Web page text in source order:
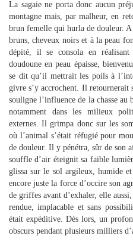
La sagaie ne porta donc aucun
montagne mais, par malheur, en
brun femelle qui hurla de douleur.
bruns, cheveux noirs et à la peau
dépité, il se consola en
doudoune en peau épaisse,
se dit qu’il mettrait les poils à
givre s’y accrochent. Il retournerait
souligne l’influence de la chasse au
notamment dans les milieux
externes. Il grimpa donc sur les
où l’animal s’était réfugié pour
de douleur. Il y pénétra, sûr de son
souffle d’air éteignit sa faible
glissa sur le sol argileux, humide
encore juste la force d’occire son
de griffes avant d’exhaler, elle
rendue, implacable et sans
était expéditive. Dès lors, un
obscurs pendant plusieurs milliers